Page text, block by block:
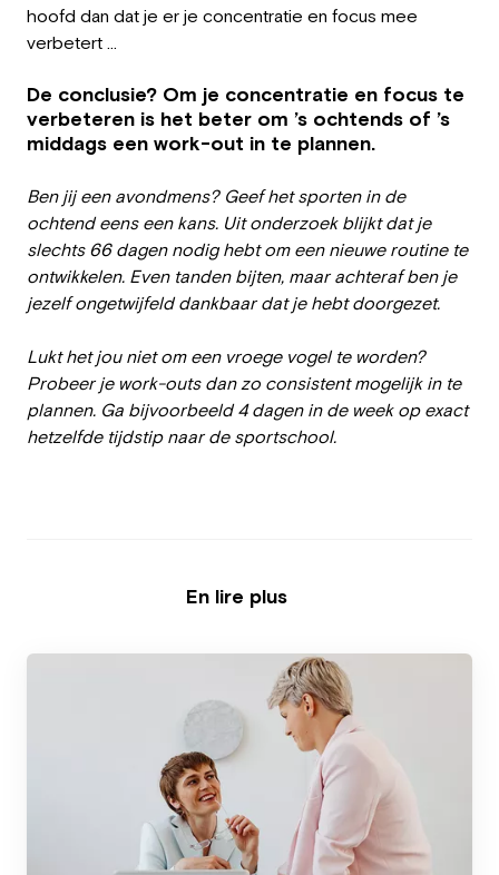
hoofd dan dat je er je concentratie en focus mee
verbetert ...
De conclusie? Om je concentratie en focus te
verbeteren is het beter om ’s ochtends of ’s
middags een work-out in te plannen.
Ben jij een avondmens? Geef het sporten in de
ochtend eens een kans. Uit onderzoek blijkt dat je
slechts 66 dagen nodig hebt om een nieuwe routine te
ontwikkelen. Even tanden bijten, maar achteraf ben je
jezelf ongetwijfeld dankbaar dat je hebt doorgezet.
Lukt het jou niet om een vroege vogel te worden?
Probeer je work-outs dan zo consistent mogelijk in te
plannen. Ga bijvoorbeeld 4 dagen in de week op exact
hetzelfde tijdstip naar de sportschool.
En lire plus